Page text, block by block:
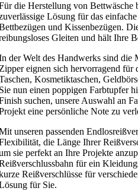
die Herstellung von Bettwäsche
Lösung für das
und Kissenbezügen.
Gleiten und hält Ihre
der Welt des Handwerks sind die
eignen sich hervorragend für
Kosmetiktaschen,
nun einen poppigen Farbtupfer
suchen, unsere Auswahl an
eine persönliche Note zu
unseren passenden
die Länge Ihrer
sie perfekt an Ihre Projekte
für ein
Reißverschlüsse für
für Sie.